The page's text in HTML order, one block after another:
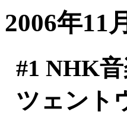
2006年11
#1 NHK音
ツェント